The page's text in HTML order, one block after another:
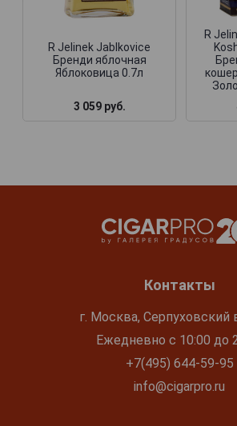
R Jelinek Jablkovice
Бренди яблочная
Яблоковица 0.7л
3 059 руб.
R
Контакты
г. Москва, Серпуховский
Ежедневно с 10:00 до
+7(495) 644-59-95
info@cigarpro.ru